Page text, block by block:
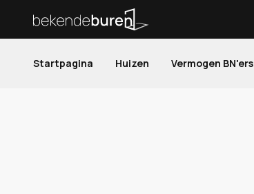
Startpagina Huizen Vermogen BN'ers